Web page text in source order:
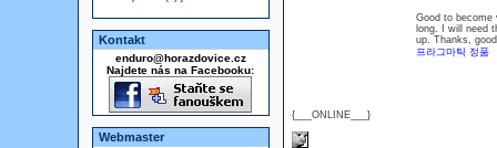
Kontakt
enduro@horazdovice.cz
Najdete nás na Facebooku:
Webmaster
{___ONLINE___}
Good to become
long. I will need
up. Thanks,
프라그마틱 정품